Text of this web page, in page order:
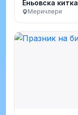
Еньовска китка
Меричлери